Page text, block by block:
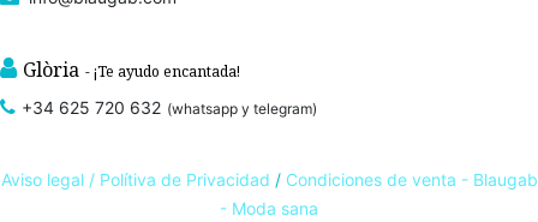
Glòria - ¡Te ayudo encantada!
+34 625 720 632 (whatsapp y telegram)
Aviso legal / Polítiva de Privacidad / Condiciones de venta - Blaugab
- Moda sana